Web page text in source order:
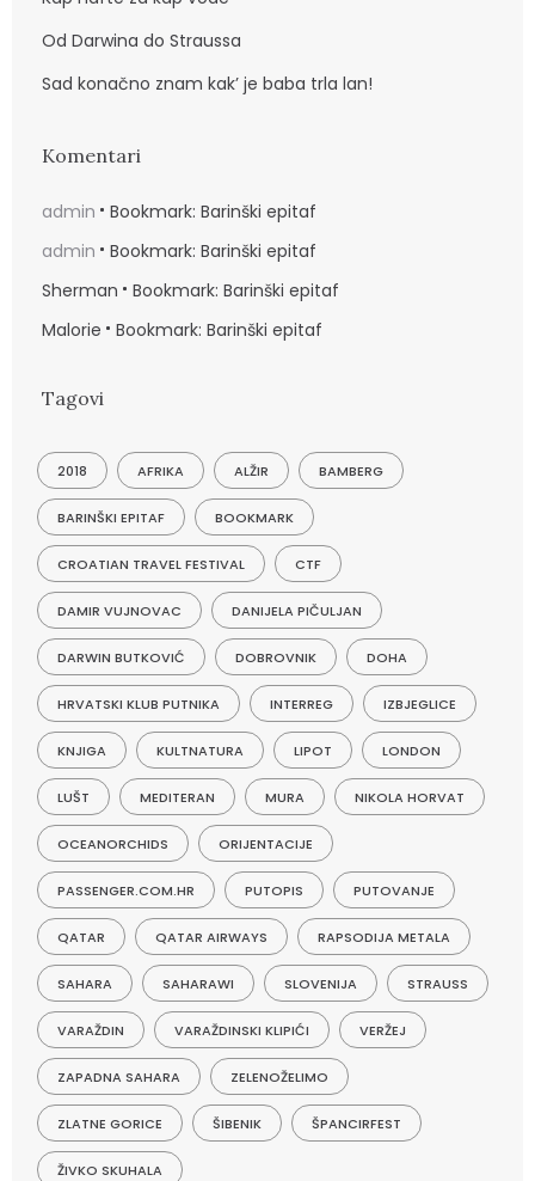
Od Darwina do Straussa
Sad konačno znam kak’ je baba trla lan!
Komentari
admin
Bookmark: Barinški epitaf
admin
Bookmark: Barinški epitaf
Sherman
Bookmark: Barinški epitaf
Malorie
Bookmark: Barinški epitaf
Tagovi
2018 AFRIKA ALŽIR BAMBERG
BARINŠKI EPITAF BOOKMARK
CROATIAN TRAVEL FESTIVAL CTF
DAMIR VUJNOVAC DANIJELA PIČULJAN
DARWIN BUTKOVIĆ DOBROVNIK DOHA
HRVATSKI KLUB PUTNIKA INTERREG IZBJEGLICE
KNJIGA KULTNATURA LIPOT LONDON
LUŠT MEDITERAN MURA NIKOLA HORVAT
OCEANORCHIDS ORIJENTACIJE
PASSENGER.COM.HR PUTOPIS PUTOVANJE
QATAR QATAR AIRWAYS RAPSODIJA METALA
SAHARA SAHARAWI SLOVENIJA STRAUSS
VARAŽDIN VARAŽDINSKI KLIPIĆI VERŽEJ
ZAPADNA SAHARA ZELENOŽELIMO
ZLATNE GORICE ŠIBENIK ŠPANCIRFEST
ŽIVKO SKUHALA